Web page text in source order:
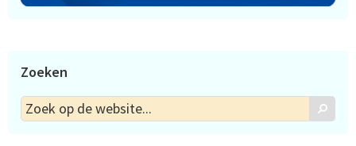
Zoeken
Zoek
op
Zoek